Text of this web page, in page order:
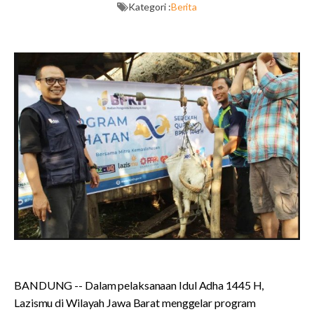
Kategori :Berita
BANDUNG -- Dalam pelaksanaan Idul Adha 1445 H,
Lazismu di Wilayah Jawa Barat menggelar program